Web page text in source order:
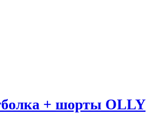
+ шорты OLLY